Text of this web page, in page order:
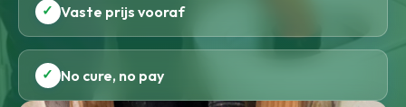
✓ Vaste prijs vooraf
✓ No cure, no pay